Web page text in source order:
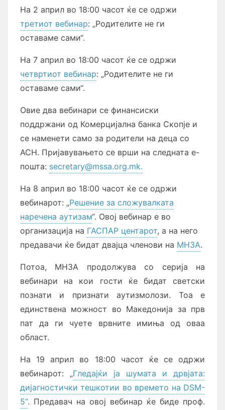
На 2 април во 18:00 часот ќе се одржи
третиот вебинар: „Родителите не ги
оставаме сами“.
На 7 април во 18:00 часот ќе се одржи
четвртиот вебинар: „Родителите не ги
оставаме сами“.
Овие два вебинари се финансиски
поддржани од Комерцијална банка Скопје и
се наменети само за родители на деца со
АСН. Пријавувањето се врши на следната е-
пошта: secretary@mssa.org.mk.
На 8 април во 18:00 часот ќе се одржи
вебинарот: „Решение за сложувалката
наречена аутизам“. Овој вебинар е во
организација на ГАСПАР центарот, а на него
предавачи ќе бидат двајца членови на МНЗА.
Потоа, МНЗА продолжува со серија на
вебинари на кои гости ќе бидат светски
познати и признати аутизмолози. Тоа е
единствена можност во Македонија за прв
пат да ги чуете врвните имиња од оваа
област.
На 19 април во 18:00 часот ќе се одржи
вебинарот: „Гледајќи ја шумата и дрвјата:
дијагностички тешкотии во времето на DSM-
5“. Предавач на овој вебинар ќе биде проф.